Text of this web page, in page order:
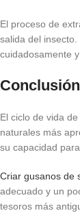
El proceso de
salida del
cuidadosamente
Conclusión
El ciclo de vida de
naturales más
su capacidad
Criar gusanos de
adecuado y un
tesoros más